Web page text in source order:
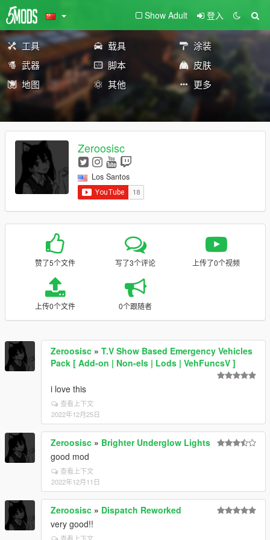
Show Adult 登入
工具 载具
涂装
武器
脚本
皮肤
地图
其他 更多
Zeroosisc
Los Santos
赞了5个文件 写了3个评论 上传了0个视频
上传0个文件 0个跟随者
Zeroosisc » T.V Show Based Emergency Vehicles
Pack [ Add-on | Non-els | Lods | VehFuncsV ]
i love this
查看上下文
2022年12月25日
Zeroosisc » Brighter Underglow Lights
good mod
查看上下文
2022年12月11日
Zeroosisc » Dispatch Reworked
very good!!